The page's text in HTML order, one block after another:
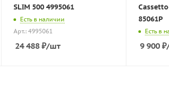
SLIM 500 4995061
Есть в наличии
Арт.: 4995061
24 488 ₽/шт
85061Р
Есть в
9 900₽